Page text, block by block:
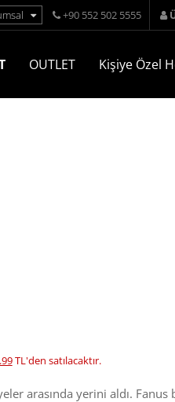
+90 552 502 5555
OUTLET Kişiye Özel
TL'den satılacaktır.
arasında yerini aldı. Fanus